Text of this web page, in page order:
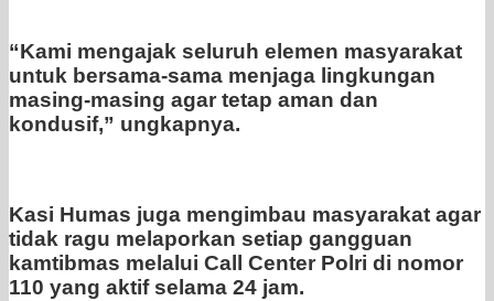
“Kami mengajak seluruh elemen masyarakat
untuk bersama-sama menjaga lingkungan
masing-masing agar tetap aman dan
kondusif,” ungkapnya.
Kasi Humas juga mengimbau masyarakat agar
tidak ragu melaporkan setiap gangguan
kamtibmas melalui Call Center Polri di nomor
110 yang aktif selama 24 jam.